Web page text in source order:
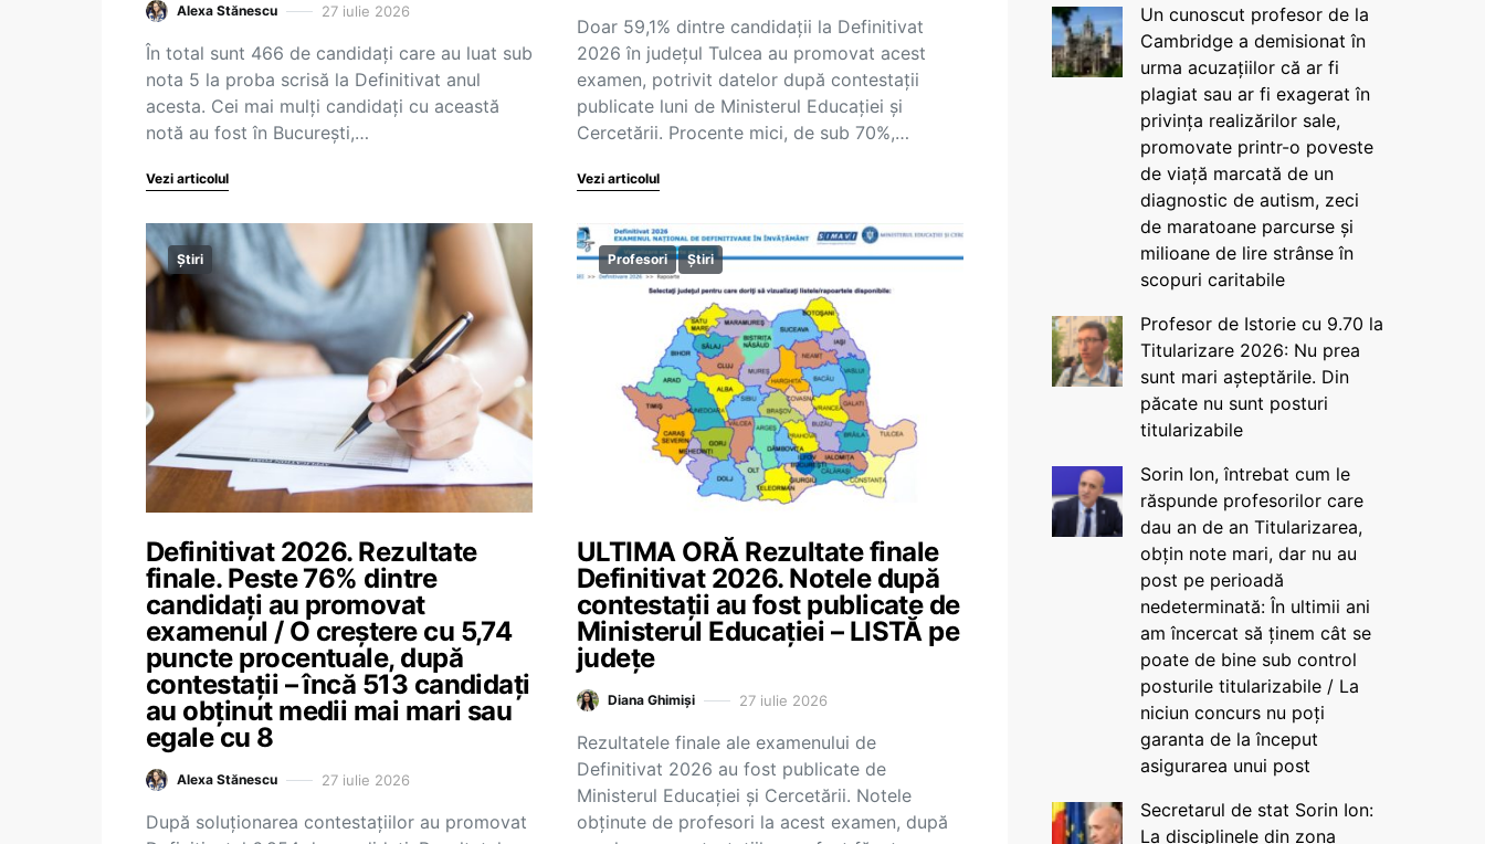
Alexa Stănescu 27 iulie 2026
În total sunt 466 de candidați care au luat sub
nota 5 la proba scrisă la Definitivat anul
acesta. Cei mai mulți candidați cu această
notă au fost în București,…
Vezi articolul
Doar 59,1% dintre candidații la Definitivat
2026 în județul Tulcea au promovat acest
examen, potrivit datelor după contestații
publicate luni de Ministerul Educației și
Cercetării. Procente mici, de sub 70%,…
Vezi articolul
Știri
Definitivat 2026. Rezultate
finale. Peste 76% dintre
candidați au promovat
examenul / O creștere cu 5,74
puncte procentuale, după
contestații – încă 513 candidați
au obținut medii mai mari sau
egale cu 8
Alexa Stănescu 27 iulie 2026
După soluționarea contestațiilor au promovat
Profesori Știri
ULTIMA ORĂ Rezultate finale
Definitivat 2026. Notele după
contestații au fost publicate de
Ministerul Educației – LISTĂ pe
județe
Diana Ghimiși 27 iulie 2026
Rezultatele finale ale examenului de
Definitivat 2026 au fost publicate de
Ministerul Educației și Cercetării. Notele
obținute de profesori la acest examen, după
Un cunoscut profesor de la
Cambridge a demisionat în
urma acuzațiilor că ar fi
plagiat sau ar fi exagerat în
privința realizărilor sale,
promovate printr-o poveste
de viață marcată de un
diagnostic de autism, zeci
de maratoane parcurse și
milioane de lire strânse în
scopuri caritabile
Profesor de Istorie cu 9.70 la
Titularizare 2026: Nu prea
sunt mari așteptările. Din
păcate nu sunt posturi
titularizabile
Sorin Ion, întrebat cum le
răspunde profesorilor care
dau an de an Titularizarea,
obțin note mari, dar nu au
post pe perioadă
nedeterminată: În ultimii ani
am încercat să ținem cât se
poate de bine sub control
posturile titularizabile / La
niciun concurs nu poți
garanta de la început
asigurarea unui post
Secretarul de stat Sorin Ion:
La disciplinele din zona